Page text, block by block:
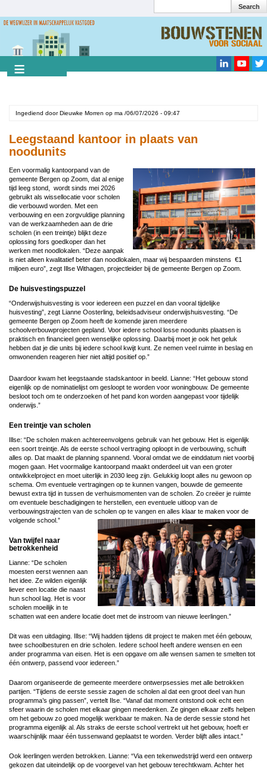
naar
gaan
Search
Ingediend doorDieuwke Morren op ma /06/07/2026 - 09:47
Leegstaand kantoor in plaats van
noodunits
Een voormalig kantoorpand van de
gemeente Bergen op Zoom, dat al enige
tijd leeg stond, wordt sinds mei 2026
gebruikt als wissellocatie voor scholen
die verbouwd worden. Met een
verbouwing en een zorgvuldige planning
van de werkzaamheden aan de drie
scholen (in een treintje) blijkt deze
oplossing fors goedkoper dan het
werken met noodlokalen. “Deze aanpak
is niet alleen kwalitatief beter dan noodlokalen, maar wij bespaarden minstens €1
miljoen euro”, zegt Illse Withagen, projectleider bij de gemeente Bergen op Zoom.
De huisvestingspuzzel
“Onderwijshuisvesting is voor iedereen een puzzel en dan vooral tijdelijke
huisvesting”, zegt Lianne Oosterling, beleidsadviseur onderwijshuisvesting. “De
gemeente Bergen op Zoom heeft de komende jaren meerdere
schoolverbouwprojecten gepland. Voor iedere school losse noodunits plaatsen is
praktisch en financieel geen wenselijke oplossing. Daarbij moet je ook het geluk
hebben dat je die units bij iedere school kwijt kunt. Ze nemen veel ruimte in beslag en
omwonenden reageren hier niet altijd positief op.”
Daardoor kwam het leegstaande stadskantoor in beeld. Lianne: “Het gebouw stond
eigenlijk op de nominatielijst om gesloopt te worden voor woningbouw. De gemeente
besloot toch om te onderzoeken of het pand kon worden aangepast voor tijdelijk
onderwijs.”
Een treintje van scholen
Illse: “De scholen maken achtereenvolgens gebruik van het gebouw. Het is eigenlijk
een soort treintje. Als de eerste school vertraging oploopt in de verbouwing, schuift
alles op. Dat maakt de planning spannend. Vooral omdat we de einddatum niet voorbij
mogen gaan. Het voormalige kantoorpand maakt onderdeel uit van een groter
ontwikkelproject en moet uiterlijk in 2030 leeg zijn. Gelukkig loopt alles nu gewoon op
schema. Om eventuele vertragingen op te kunnen vangen, bouwde de gemeente
bewust extra tijd in tussen de verhuismomenten van de scholen. Zo creëer je ruimte
om eventuele beschadigingen te herstellen, een eventuele uitloop van de
verbouwingstrajecten van de scholen op te vangen en alles klaar te maken voor de
volgende school.”
Van twijfel naar
betrokkenheid
Lianne: “De scholen
moesten eerst wennen aan
het idee. Ze wilden eigenlijk
liever een locatie die naast
hun school lag. Het is voor
scholen moeilijk in te
schatten wat een andere locatie doet met de instroom van nieuwe leerlingen.”
Dit was een uitdaging. Illse: “Wij hadden tijdens dit project te maken met één gebouw,
twee schoolbesturen en drie scholen. Iedere school heeft andere wensen en een
ander programma van eisen. Het is een opgave om alle wensen samen te smelten tot
één ontwerp, passend voor iedereen.”
Daarom organiseerde de gemeente meerdere ontwerpsessies met alle betrokken
partijen. “Tijdens de eerste sessie zagen de scholen al dat een groot deel van hun
programma’s ging passen”, vertelt Ilse. “Vanaf dat moment ontstond ook echt een
sfeer waarin de scholen met elkaar gingen meedenken. Ze gingen elkaar zelfs helpen
om het gebouw zo goed mogelijk werkbaar te maken. Na de derde sessie stond het
programma eigenlijk al. Als straks de eerste school vertrekt uit het gebouw, hoeft er
waarschijnlijk maar één tussenwand geplaatst te worden. Verder blijft alles intact.”
Ook leerlingen werden betrokken. Lianne: “Via een tekenwedstrijd werd een ontwerp
gekozen dat uiteindelijk op de voorgevel van het gebouw terechtkwam. Achter het